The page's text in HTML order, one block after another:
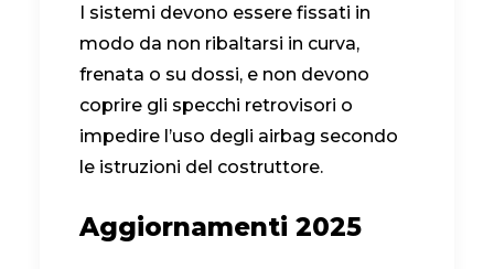
I sistemi devono essere fissati in
modo da non ribaltarsi in curva,
frenata o su dossi, e non devono
coprire gli specchi retrovisori o
impedire l’uso degli airbag secondo
le istruzioni del costruttore.
Aggiornamenti 2025